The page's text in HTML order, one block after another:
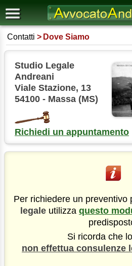
Contatti Dove Siamo
Studio Legale
Andreani
Viale Stazione, 13
54100 - Massa (MS)
Richiedi un appuntamento
Per richiedere un preventivo
legale utilizza questo
Si ricorda che
non effettua consulenze